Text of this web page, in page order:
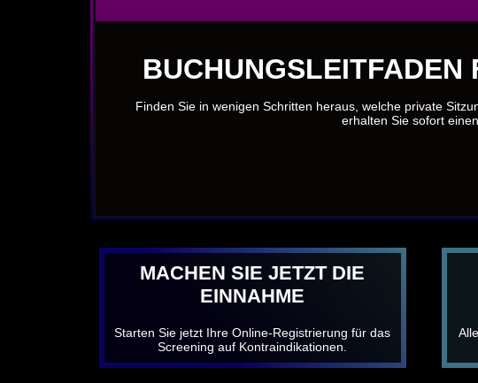
BUCHUNGSLEITFADEN
Finden Sie in wenigen Schritten heraus, welche private
erhalten Sie sofort
MACHEN SIE JETZT DIE
EINNAHME
Starten Sie jetzt Ihre Online-Registrierung für das
Screening auf Kontraindikationen.